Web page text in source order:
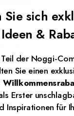
Ihnen.
Sie sich
&
der Noggi-
Sie einen
Erster
Inspirationen für